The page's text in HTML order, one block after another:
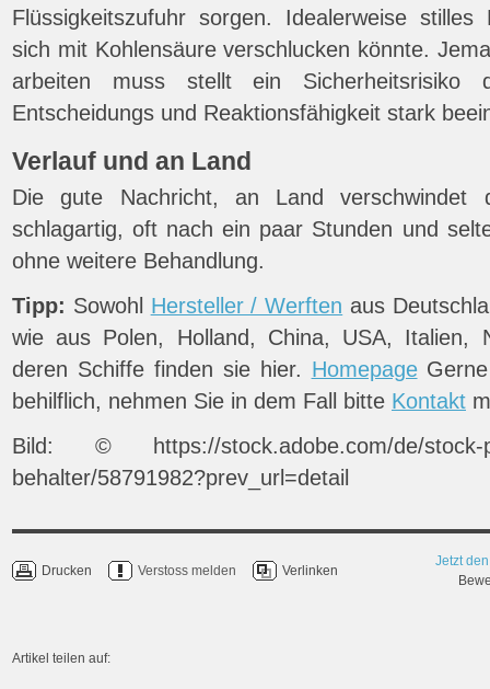
Flüssigkeitszufuhr sorgen. Idealerweise
sich mit Kohlensäure verschlucken könnte.
arbeiten muss stellt ein
Entscheidungs und Reaktionsfähigkeit stark
Verlauf und an Land
Die gute Nachricht, an Land verschwindet
schlagartig, oft nach ein paar Stunden und
ohne weitere Behandlung.
Tipp: Sowohl Hersteller / Werften aus
wie aus Polen, Holland, China, USA, Italien,
deren Schiffe finden sie hier. HomepageGerne
behilflich, nehmen Sie in dem Fall bitte Kontakt
Bild: © https://stock.adobe.com/de/stock-
behalter/58791982?prev_url=detail
Drucken Verstoss melden Verlinken
Jetzt
Artikel teilen auf: